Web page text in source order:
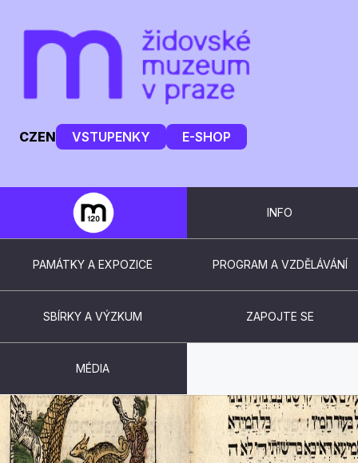
CZEN VSTUPENKY E-SHOP
INFO
PAMÁTKY A EXPOZICE PROGRAM A VZDĚLÁVÁNÍ
SBÍRKY A VÝZKUM ZAPOJTE SE
MÉDIA